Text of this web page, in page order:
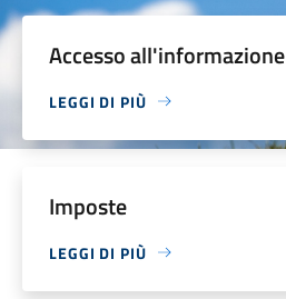
Accesso all'informazione
LEGGI DI PIÙ
Imposte
LEGGI DI PIÙ